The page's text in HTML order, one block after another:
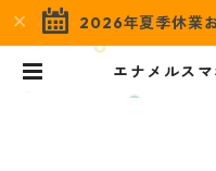
2026年夏季休業
エナメルス
O）
（オザッカ